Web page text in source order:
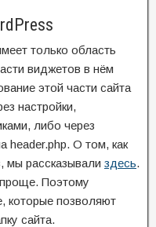
только область
виджетов в нём
этой части сайта
настройки,
либо через
header.php. О том, как
мы рассказывали здесь.
Поэтому
которые позволяют
сайта.